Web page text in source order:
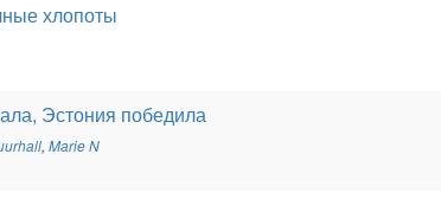
хлопоты
Эстония победила
, Marie N